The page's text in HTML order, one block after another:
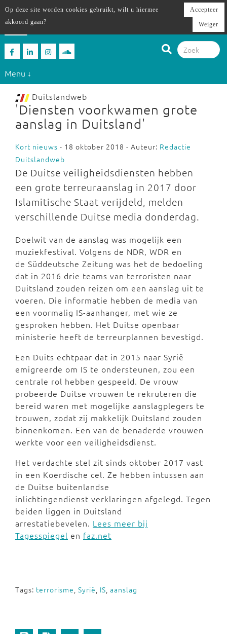
Menu ↓
Duitslandweb
'Diensten voorkwamen grote
aanslag in Duitsland'
Kort nieuws - 18 oktober 2018 - Auteur: Redactie
Duitslandweb
De Duitse veiligheidsdiensten hebben
een grote terreuraanslag in 2017 door
Islamitische Staat verijdeld, melden
verschillende Duitse media donderdag.
Doelwit van de aanslag was mogelijk een
muziekfestival. Volgens de NDR, WDR en
de Süddeutsche Zeitung was het de bedoeling
dat in 2016 drie teams van terroristen naar
Duitsland zouden reizen om een aanslag uit te
voeren. Die informatie hebben de media van
een voormalig IS-aanhanger, met wie ze
gesproken hebben. Het Duitse openbaar
ministerie heeft de terreurplannen bevestigd.
Een Duits echtpaar dat in 2015 naar Syrië
emigreerde om IS te ondersteunen, zou een
centrale rol hebben gespeeld. De vrouw
probeerde Duitse vrouwen te rekruteren die
bereid waren met mogelijke aanslagplegers te
trouwen, zodat zij makkelijk Duitsland zouden
binnenkomen. Een van de benaderde vrouwen
werkte voor een veiligheidsdienst.
Het verdachte stel zit sinds oktober 2017 vast
in een Koerdische cel. Ze hebben intussen aan
de Duitse buitenlandse
inlichtingendienst verklaringen afgelegd. Tegen
beiden liggen in Duitsland
arrestatiebevelen. Lees meer bij
Tagesspiegel en faz.net
Tags: terrorisme, Syrië, IS, aanslag
Op deze site worden cookies gebruikt, wilt u hiermee
akkoord gaan?
Accepteer
Weiger